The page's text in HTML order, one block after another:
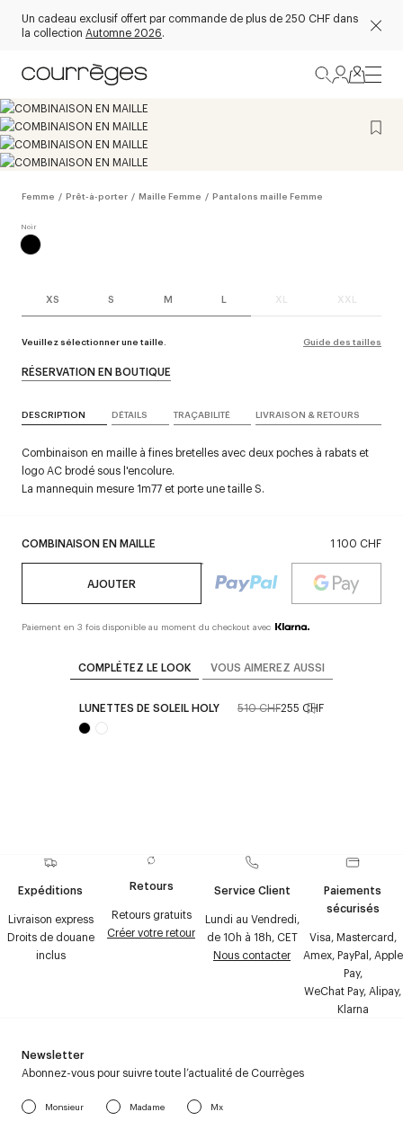
Un cadeau exclusif offert par commande de plus de 250 CHF dans
la collection Automne 2026.
Femme / Prêt-à-porter / Maille Femme / Pantalons maille Femme
XS S M L XL XXL
Veuillez sélectionner une taille. Guide des tailles
COMBINAISON EN MAILLE 1 100 CHF
AJOUTER
Paiement en 3 fois disponible au moment du checkout avec
RÉSERVATION EN BOUTIQUE
DESCRIPTION DÉTAILS TRAÇABILITÉ LIVRAISON & RETOURS
Combinaison en maille à fines bretelles avec deux poches à rabats et
logo AC brodé sous l'encolure.
La mannequin mesure 1m77 et porte une taille S.
COMPLÉTEZ LE LOOK VOUS AIMEREZ AUSSI
LUNETTES DE SOLEIL HOLY 510 CHF255 CHF
Expéditions
Livraison express
Droits de douane
inclus
Retours
Retours gratuits
Créer votre retour
Service Client
Lundi au Vendredi,
de 10h à 18h, CET
Nous contacter
Paiements
sécurisés
Visa, Mastercard,
Amex, PayPal, Apple
Pay,
WeChat Pay, Alipay,
Klarna
Newsletter
Abonnez-vous pour suivre toute l’actualité de Courrèges
Monsieur Madame Mx